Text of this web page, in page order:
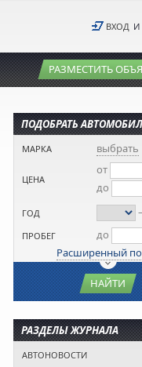
ВХОД И
РАЗМЕСТИТЬ
ПОДОБРАТЬ
МАРКА выбрать
ЦЕНА
от
до
ГОД –
ПРОБЕГ до
Расширенный
НАЙТИ
РАЗДЕЛЫ ЖУРНАЛА
АВТОНОВОСТИ